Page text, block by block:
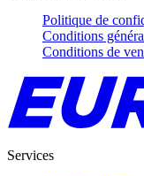
Politique de
Conditions
Conditions de
Services